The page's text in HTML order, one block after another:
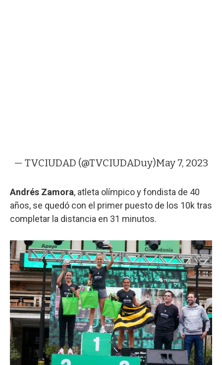
— TVCIUDAD (@TVCIUDADuy)May 7, 2023
Andrés Zamora, atleta olímpico y fondista de 40
años, se quedó con el primer puesto de los 10k tras
completar la distancia en 31 minutos.